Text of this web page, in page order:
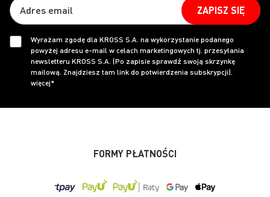
ZAPISZ SIĘ
Wyrażam zgodę dla KROSS S.A. na wykorzystanie podanego
powyżej adresu e-mail w celach marketingowych tj. przesyłania
newsletteru KROSS S.A. (Po zapisie sprawdź swoją skrzynkę
mailową. Znajdziesz tam link do potwierdzenia subskrypcji).
więcej*
FORMY PŁATNOŚCI